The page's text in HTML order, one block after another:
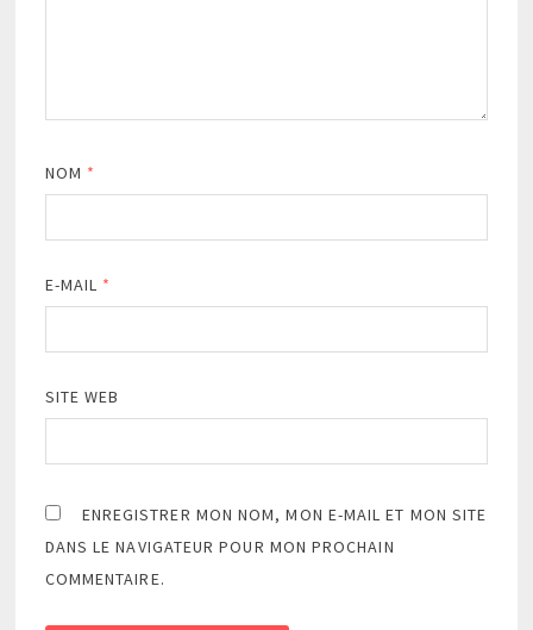
NOM *
E-MAIL *
SITE WEB
ENREGISTRER MON NOM, MON E-MAIL ET MON SITE
DANS LE NAVIGATEUR POUR MON PROCHAIN
COMMENTAIRE.